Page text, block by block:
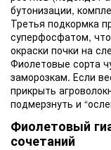
бутонизации,
Третья подкормка
суперфосфатом,
окраски почки на
Фиолетовые сорта
заморозкам. Если
прикрыть
подмерзнуть и
Фиолетовый
сочетаний